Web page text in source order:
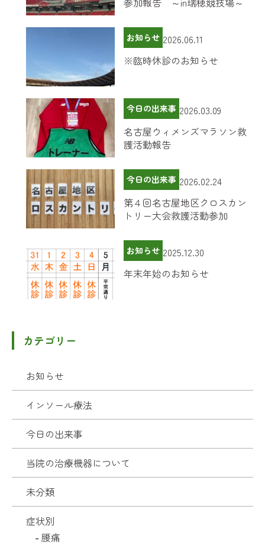
お知らせ 2026.06.11
※臨時休診のお知らせ
今日の出来事 2026.03.09
名古屋ウィメンズマラソン救
護活動報告
今日の出来事 2026.02.24
第４回名古屋地区クロスカン
トリー大会救護活動参加
お知らせ 2025.12.30
年末年始のお知らせ
カテゴリー
お知らせ
インソール療法
今日の出来事
当院の治療機器について
未分類
症状別
腰痛